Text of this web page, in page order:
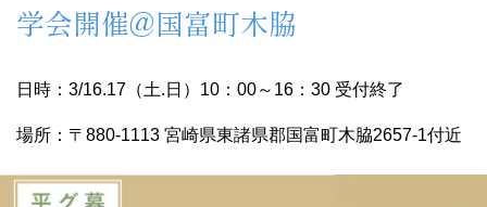
学会開催@国富町木脇
日時：3/16.17（土.日）10：00～16：30 受付終了
場所：〒880-1113 宮崎県東諸県郡国富町木脇2657-1付近